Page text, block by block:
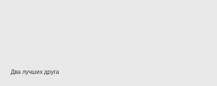
Два лучших друга